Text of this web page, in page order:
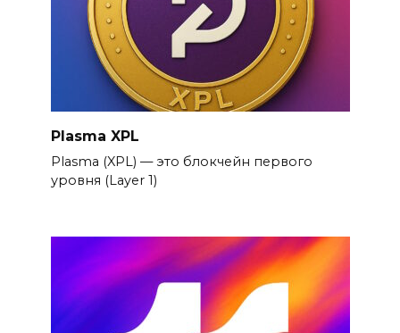
Plasma XPL
Plasma (XPL) — это блокчейн первого
уровня (Layer 1)